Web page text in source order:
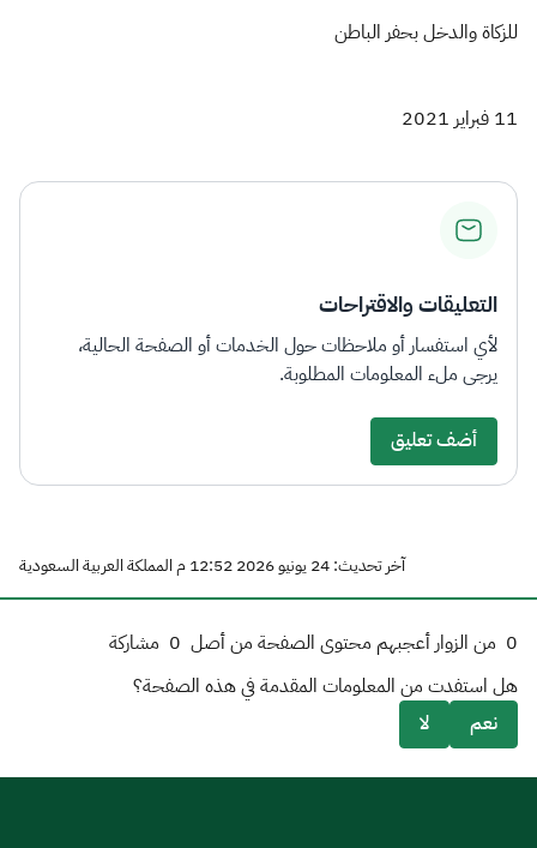
للزكاة والدخل بحفر الباطن
11 فبراير 2021
التعليقات والاقتراحات
لأي استفسار أو ملاحظات حول الخدمات أو الصفحة الحالية،
يرجى ملء المعلومات المطلوبة.
أضف تعليق
آخر تحديث: 24 يونيو 2026 12:52 م المملكة العربية السعودية
0 من الزوار أعجبهم محتوى الصفحة من أصل 0 مشاركة
هل استفدت من المعلومات المقدمة في هذه الصفحة؟
نعم
لا